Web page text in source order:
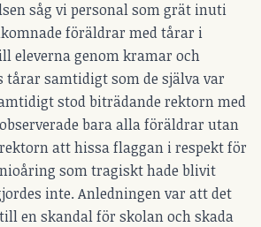
såg vi personal som grät inuti
föräldrar med tårar i
eleverna genom kramar och
tårar samtidigt som de själva var
stod biträdande rektorn med
bara alla föräldrar utan
att hissa flaggan i respekt för
som tragiskt hade blivit
inte. Anledningen var att det
en skandal för skolan och skada